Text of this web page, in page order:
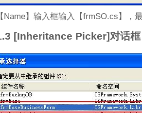
Name】输入框输入【frmSO.cs】，
[Inheritance Picker]对话框